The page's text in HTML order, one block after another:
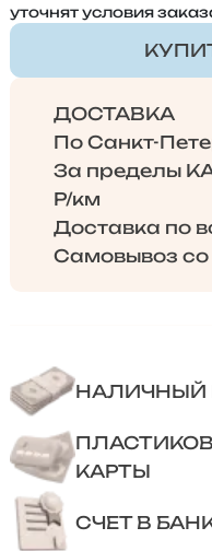
уточнят условия
ДОСТАВКА
По Санкт-
За пределы
Р/км
Доставка по
Самовывоз со
НАЛИЧНЫЙ
КАРТЫ
СЧЕТ В